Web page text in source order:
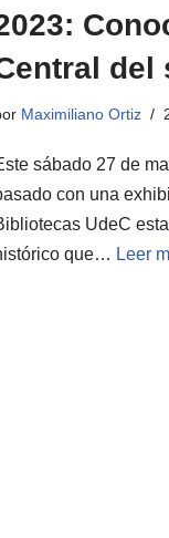
del
Maximiliano Ortiz
sábado 27 de
con una
UdeC
que… Leer